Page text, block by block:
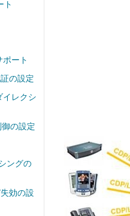
ト
ート
の設定
イレクシ
の設定
ングの
効の設